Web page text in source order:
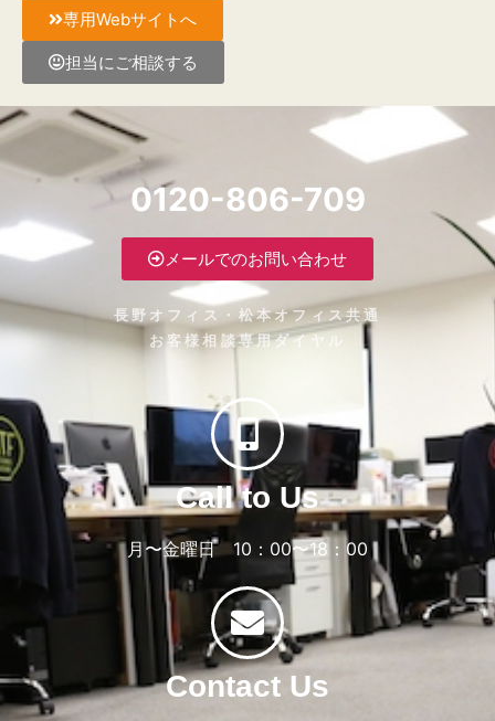
専用Webサイトへ
担当にご相談する
0120-806-709
メールでのお問い合わせ
長野オフィス・松本オフィス共通
お客様相談専用ダイヤル
Call to Us
月〜金曜日 10：00〜18：00
Contact Us